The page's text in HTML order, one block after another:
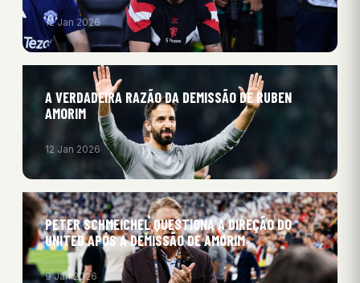
12 Jan 2026
A VERDADEIRA RAZÃO DA DEMISSÃO DE RUBEN
AMORIM
12 Jan 2026
PETER SCHMEICHEL QUESTIONA A DIREÇÃO DO
UNITED APÓS A DEMISSÃO DE AMORIM
9 Jan 2026